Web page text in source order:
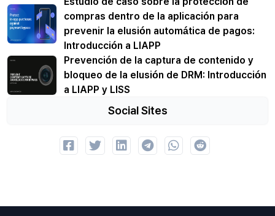
compras dentro de la aplicación para
prevenir la elusión automática de pagos:
Introducción a LIAPP
Prevención de la captura de contenido y
bloqueo de la elusión de DRM: Introducción
a LIAPP y LISS
Social Sites